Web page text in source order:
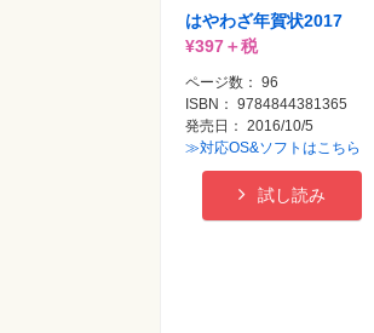
はやわざ年賀状2017
¥397＋税
ページ数： 96
ISBN： 9784844381365
発売日： 2016/10/5
≫対応OS&ソフトはこちら
試し読み